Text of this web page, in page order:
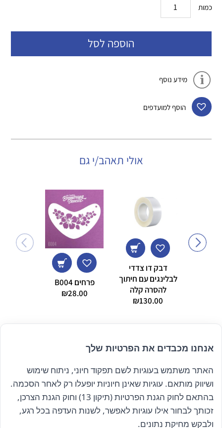
כמות
הוספה לסל
מידע נוסף
הוסף למועדפים
אולי תאהב/י גם
דבק דו צדדי
לבלינגים עם חיתוך
להסרה קלה
₪130.00
פרחים B004
₪28.00
הרשם לניוזלטר שלנו
קראתי ואני מאשר/ת את
אנחנו מכבדים את הפרטיות שלך
האתר משתמש בעוגיות לשם תפקוד חיוני, ניתוח שימוש
ושיווק מותאם. עוגיות שאינן חיוניות יופעלו רק לאחר הסכמה.
בהתאם לחוק הגנת הפרטיות (תיקון 13) וחוק הגנת הצרכן,
זכותך לבחור אילו עוגיות לאפשר, לשנות העדפה בכל רגע,
ולבקש מחיקת נתונים.